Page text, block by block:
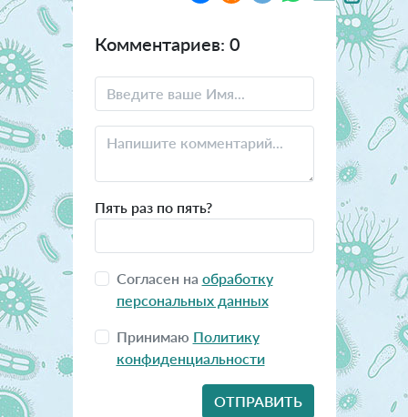
Комментариев: 0
Пять раз по пять?
Согласен на обработку
персональных данных
Принимаю Политику
конфиденциальности